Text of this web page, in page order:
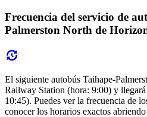
Frecuencia del servicio de
Palmerston North de
El siguiente autobús Taihape-
Railway Station (hora: 9:00) y
10:45). Puedes ver la frecuencia de
conocer los horarios exactos